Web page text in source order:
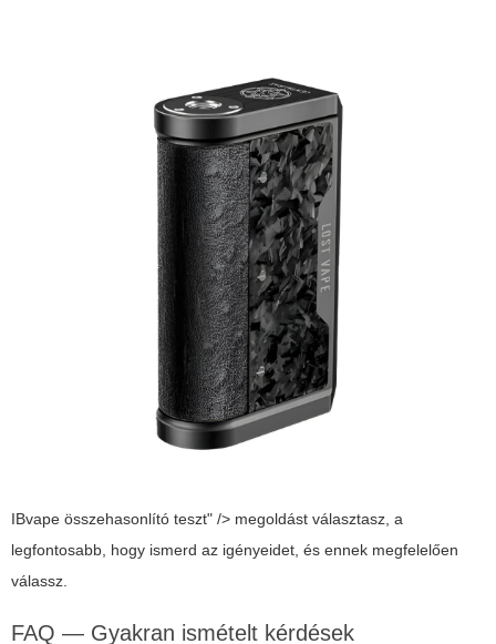
IBvape összehasonlító teszt" /> megoldást választasz, a
legfontosabb, hogy ismerd az igényeidet, és ennek megfelelően
válassz.
FAQ — Gyakran ismételt kérdések